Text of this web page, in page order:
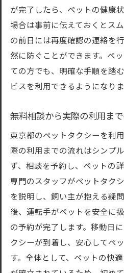
が完了したら、ペットの健康
場合は事前に伝えておくとス
の前日には再度確認の連絡を
然に防ぐことができます。ペ
ての方でも、明確な手順を踏
ビスを利用できるようになりま
無料相談から実際の利用ま
東京都のペットタクシーを利
際の利用までの流れはシンプ
ず、相談を予約し、ペットの
専門のスタッフがペットタク
を説明し、飼い主が抱える疑
後、運転手がペットを安全に
の予約が完了します。移動日
クシーが到着し、安心してペ
す。全体として、ペットの快